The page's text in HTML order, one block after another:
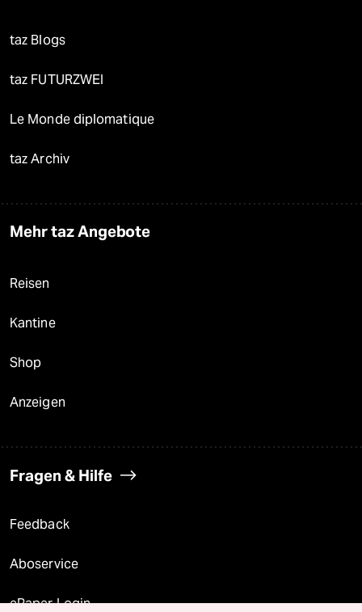
taz Blogs
taz FUTURZWEI
Le Monde diplomatique
taz Archiv
Mehr taz Angebote
Reisen
Kantine
Shop
Anzeigen
Fragen & Hilfe
Feedback
Aboservice
ePaper Login